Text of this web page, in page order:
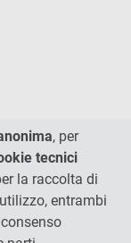
, per
tecnici
la raccolta di
entrambi